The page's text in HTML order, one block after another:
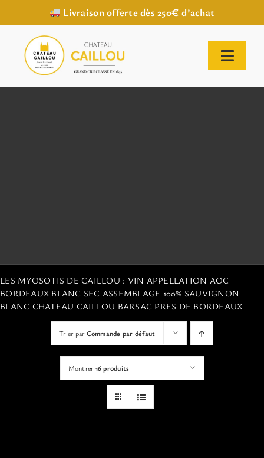
Livraison offerte dès 250€ d’achat
contenu
OFFRIR UNE EXPERIENCE
LES MYOSOTIS DE CAILLOU : VIN APPELLATION AOC
BORDEAUX BLANC SEC ASSEMBLAGE 100% SAUVIGNON
BLANC CHATEAU CAILLOU BARSAC PRES DE BORDEAUX
Trier parCommande par défaut
Montrer16 produits